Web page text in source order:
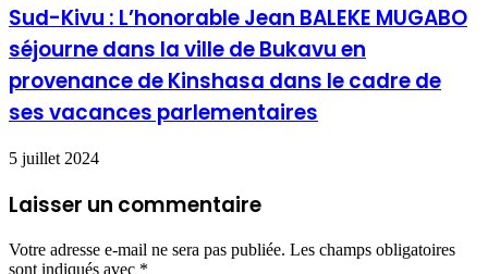
Sud-Kivu : L’honorable Jean BALEKE MUGABO
séjourne dans la ville de Bukavu en
provenance de Kinshasa dans le cadre de
ses vacances parlementaires
5 juillet 2024
Laisser un commentaire
Votre adresse e-mail ne sera pas publiée. Les champs obligatoires
sont indiqués avec *